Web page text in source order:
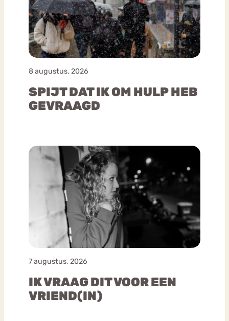
8 augustus, 2026
SPIJT DAT IK OM HULP HEB
GEVRAAGD
7 augustus, 2026
IK VRAAG DIT VOOR EEN
VRIEND(IN)